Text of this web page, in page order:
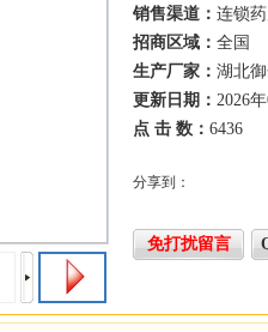
销售渠道： 连锁
招商区域： 全国
生产厂家： 湖北
更新日期： 2026
点 击 数： 6436
分享到：
免打扰留言